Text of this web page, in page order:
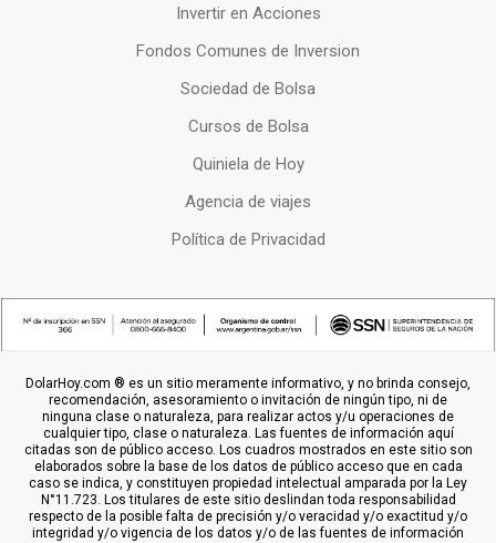
Invertir en Acciones
Fondos Comunes de Inversion
Sociedad de Bolsa
Cursos de Bolsa
Quiniela de Hoy
Agencia de viajes
Política de Privacidad
DolarHoy.com ® es un sitio meramente informativo, y no brinda consejo,
recomendación, asesoramiento o invitación de ningún tipo, ni de
ninguna clase o naturaleza, para realizar actos y/u operaciones de
cualquier tipo, clase o naturaleza. Las fuentes de información aquí
citadas son de público acceso. Los cuadros mostrados en este sitio son
elaborados sobre la base de los datos de público acceso que en cada
caso se indica, y constituyen propiedad intelectual amparada por la Ley
N°11.723. Los titulares de este sitio deslindan toda responsabilidad
respecto de la posible falta de precisión y/o veracidad y/o exactitud y/o
integridad y/o vigencia de los datos y/o de las fuentes de información